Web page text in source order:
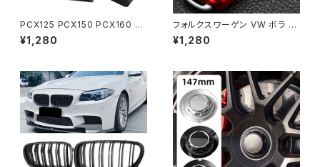
PCX125 PCX150 PCX160 P
CX 125 PCX 150 ヘルメットフ
ック 22MM カバーフック ゴール
¥1,280
フォルクスワーゲン VW ボラ ポ
ロ ティグアン ジェッタ パサート
B5 B6 B7 ゴルフ ビートル シュ
¥1,280